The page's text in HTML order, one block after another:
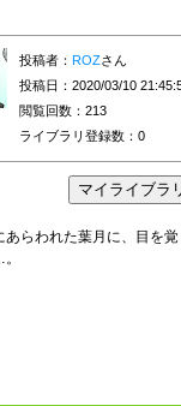
投稿者： ROZさん
投稿日：2020/03/10
閲覧回数：213
ライブラリ登録数： 0
あらわれた葉月に、目を